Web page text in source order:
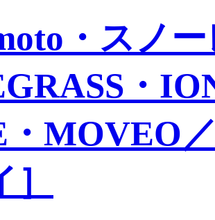
・スノ
・
・MOVEO